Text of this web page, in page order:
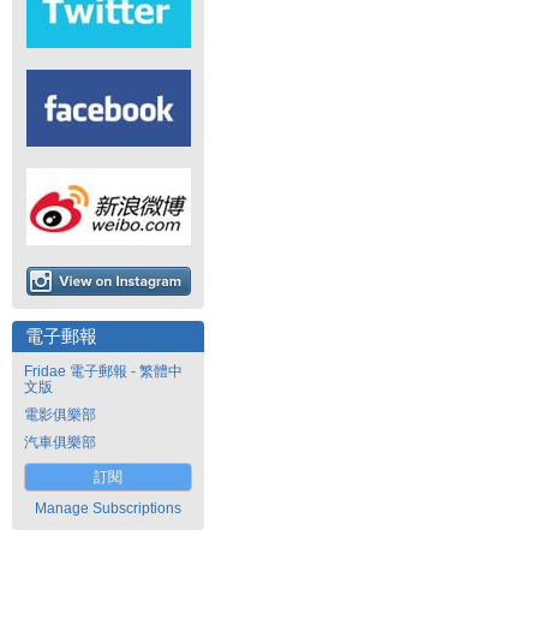
電子郵報
Fridae 電子郵報 - 繁體中
文版
電影俱樂部
汽車俱樂部
訂閱
Manage Subscriptions